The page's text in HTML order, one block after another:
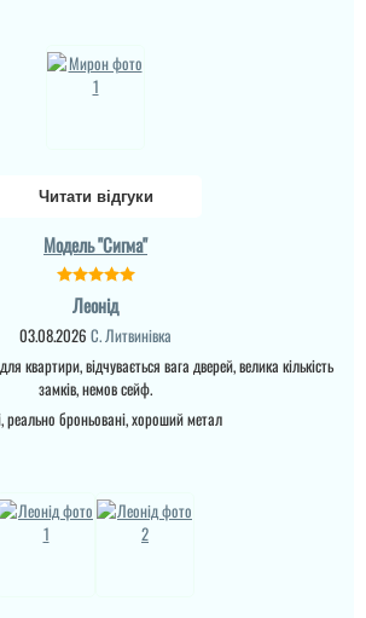
в
стоит.
Пока
Читати відгуки
Модель "Сигма"
Леонід
03.08.2026 С. Литвинівка
квартири, відчувається вага дверей, велика кількість
замків, немов сейф.
реально броньовані, хороший метал